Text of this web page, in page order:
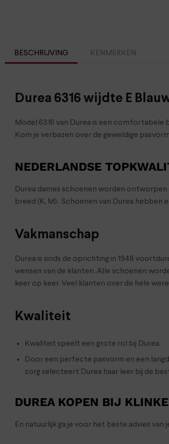
BESCHRIJVING KENMERKEN
Durea 6316 wijdte E
Model 6316 van Durea is een
Kom je verbazen over de geweldige
NEDERLANDSE
Durea dames schoenen worden ontworpen
breed (K, M). Schoenen van Durea hebben
Vakmanschap
Durea is sinds de oprichting in 1948
wensen van de klanten. Alle schoenen
keer op keer. Veel klanten over de hele
Kwaliteit
Kwaliteit speelt een grote rol bij Durea.
Door een perfecte pasvorm en een
zorg selecteert Durea haar leer bij de
DUREA KOPEN BIJ
En natuurlijk ga je voor het beste advies